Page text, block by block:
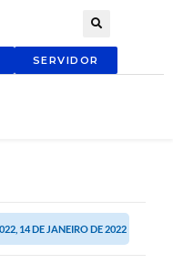
SERVIDOR
14 DE JANEIRO DE 2022